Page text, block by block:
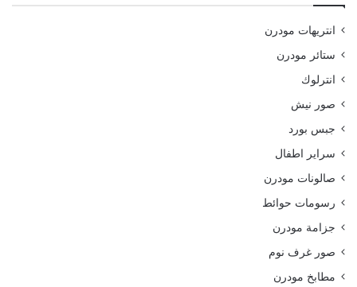
انتريهات مودرن
ستائر مودرن
انترلوك
صور نيش
جبس بورد
سراير اطفال
صالونات مودرن
رسومات حوائط
جزامة مودرن
صور غرف نوم
مطابخ مودرن